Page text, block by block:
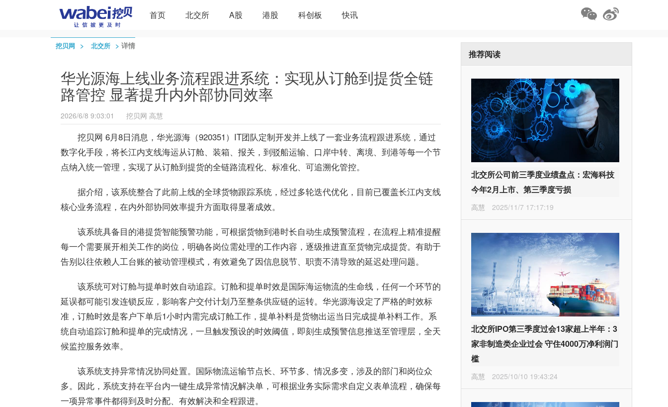
首页 北交所 A股 港股 科创板 快讯
挖贝网 > 北交所 > 详情
华光源海上线业务流程跟进系统：实现从订舱到提货全链
路管控 显著提升内外部协同效率
2026/6/8 9:03:01 挖贝网 高慧
挖贝网 6月8日消息， 华光源海（920351）IT团队定制开发并上线了一套业务流程跟进系统，通过
数字化手段，将长江内支线海运从订舱、装箱、报关，到驳船运输、口岸中转、离境、到港等每一个节
点纳入统一管理，实现了从订舱到提货的全链路流程化、标准化、可追溯化管控。
据介绍，该系统整合了此前上线的全球货物跟踪系统，经过多轮迭代优化，目前已覆盖长江内支线
核心业务流程，在内外部协同效率提升方面取得显著成效。
该系统具备目的港提货智能预警功能，可根据货物到港时长自动生成预警流程，在流程上精准提醒
每一个需要展开相关工作的岗位，明确各岗位需处理的工作内容，逐级推进直至货物完成提货。有助于
告别以往依赖人工台账的被动管理模式，有效避免了因信息脱节、职责不清导致的延迟处理问题。
该系统可对订舱与提单时效自动追踪。订舱和提单时效是国际海运物流的生命线，任何一个环节的
延误都可能引发连锁反应，影响客户交付计划乃至整条供应链的运转。 华光源海设定了严格的时效标
准，订舱时效是客户下单后1小时内需完成订舱工作，提单补料是货物出运当日完成提单补料工作。系
统自动追踪订舱和提单的完成情况，一旦触发预设的时效阈值，即刻生成预警信息推送至管理层，全天
候监控服务效率。
该系统支持异常情况协同处置。国际物流运输节点长、环节多、情况多变，涉及的部门和岗位众
多。因此，系统支持在平台内一键生成异常情况解决单，可根据业务实际需求自定义表单流程，确保每
一项异常事件都得到及时分配、有效解决和全程跟进。
推荐阅读
北交所公司前三季度业绩盘点：宏海科技
今年2月上市、第三季度亏损
高慧 2025/11/7 17:17:19
北交所IPO第三季度过会13家超上半年：3
家非制造类企业过会 守住4000万净利润门
槛
高慧 2025/10/10 19:43:24